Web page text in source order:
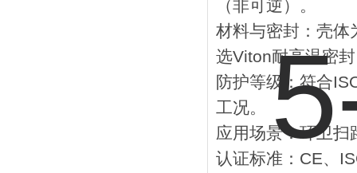
（非可逆）。
材料与密封‌：壳体
选Viton耐高温密
防护等级‌：符合‌
工况。
应用场景‌：环卫扫
认证标准‌：CE、